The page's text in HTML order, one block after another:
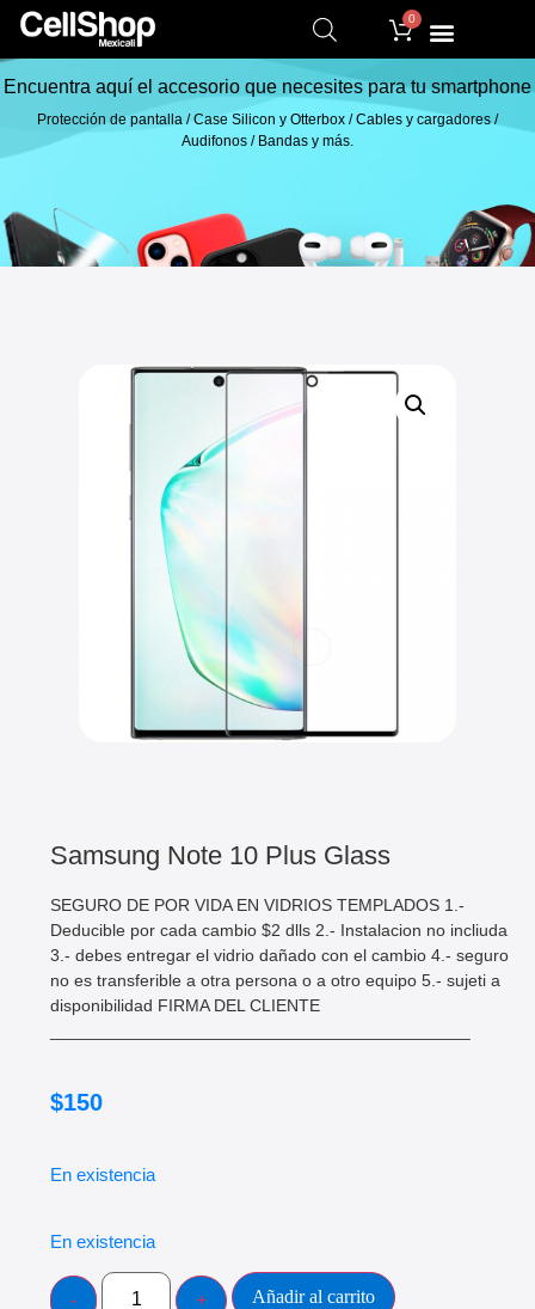
0
Encuentra aquí el accesorio que necesites para tu smartphone
Protección de pantalla / Case Silicon y Otterbox / Cables y cargadores /
Audifonos / Bandas y más.
Samsung Note 10 Plus Glass
SEGURO DE POR VIDA EN VIDRIOS TEMPLADOS 1.-
Deducible por cada cambio $2 dlls 2.- Instalacion no incliuda
3.- debes entregar el vidrio dañado con el cambio 4.- seguro
no es transferible a otra persona o a otro equipo 5.- sujeti a
disponibilidad FIRMA DEL CLIENTE
$150
En existencia
En existencia
Añadir al carrito